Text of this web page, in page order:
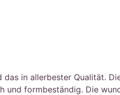
in allerbester Qualität.
formbeständig. Die